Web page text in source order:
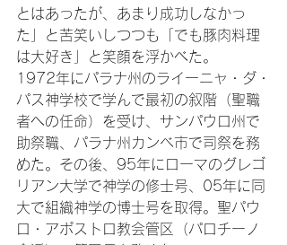
とはあったが、あまり成功しなかっ
た」と苦笑いしつつも「でも豚肉料理
は大好き」と笑顔を浮かべた。
1972年にパラナ州のライーニャ・ダ・
パス神学校で学んで最初の叙階（聖職
者への任命）を受け、サンパウロ州で
助祭職、パラナ州カンベ市で司祭を務
めた。その後、95年にローマのグレゴ
リアン大学で神学の修士号、05年に同
大で組織神学の博士号を取得。聖パウ
ロ・アポストロ教会管区（パロチーノ